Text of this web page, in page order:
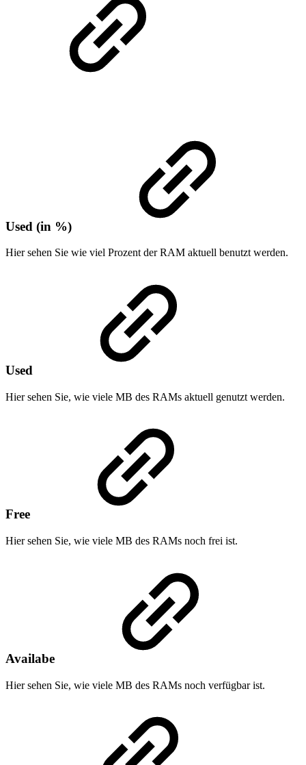
Used (in %)
Hier sehen Sie wie viel Prozent der RAM aktuell benutzt werden.
Used
Hier sehen Sie, wie viele MB des RAMs aktuell genutzt werden.
Free
Hier sehen Sie, wie viele MB des RAMs noch frei ist.
Availabe
Hier sehen Sie, wie viele MB des RAMs noch verfügbar ist.